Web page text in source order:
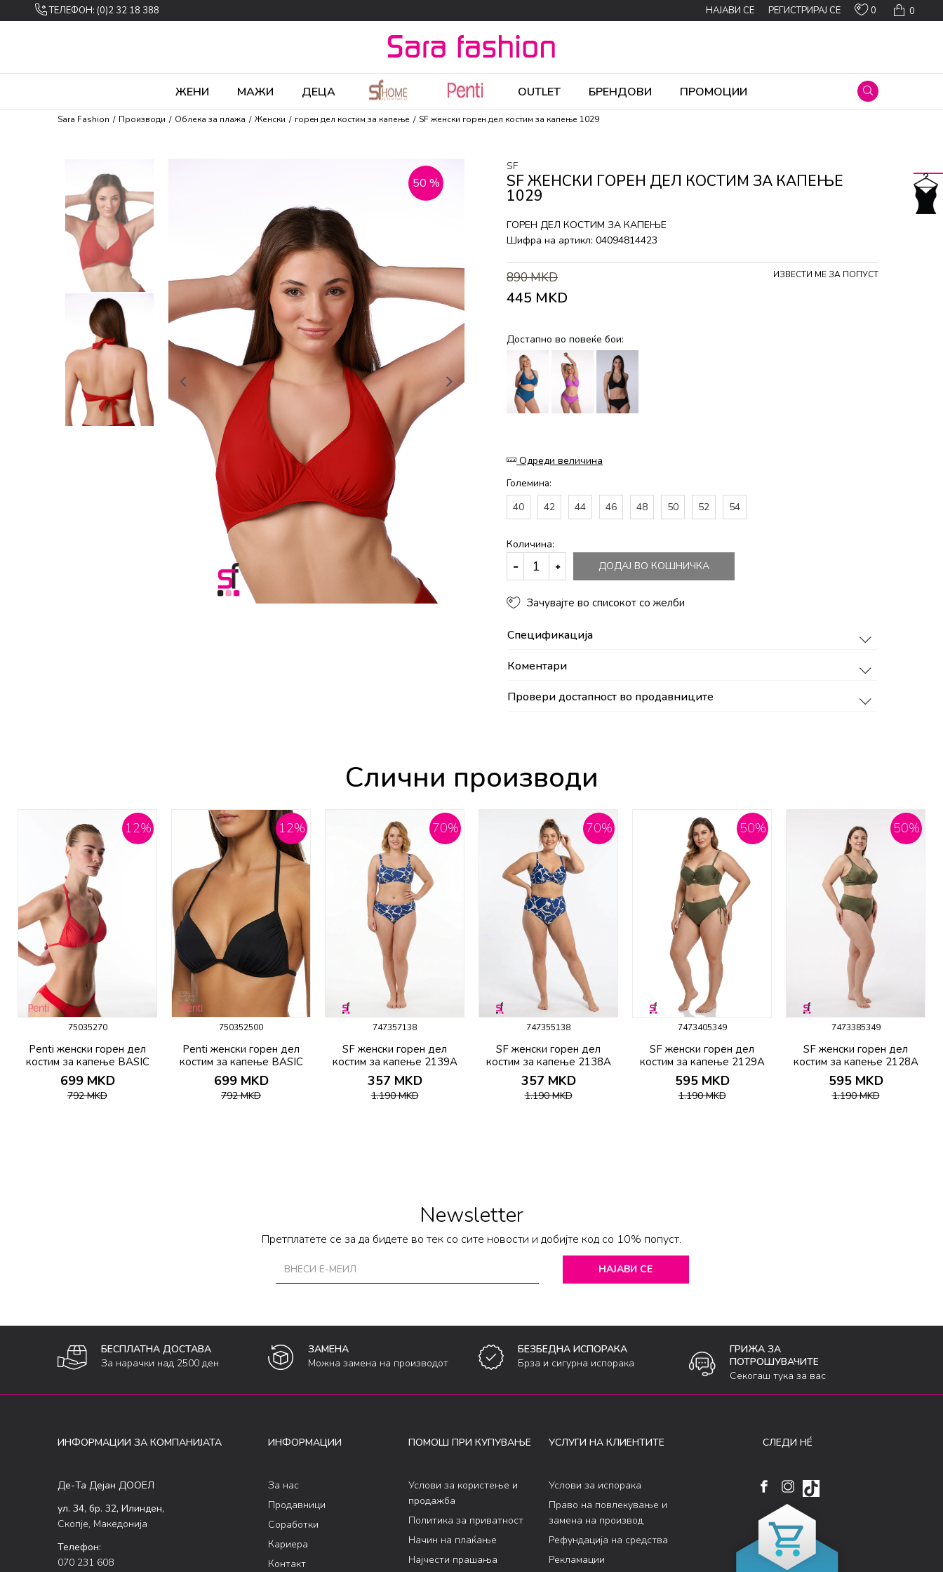
ТЕЛЕФОН: (0)2 32 18 388 0
0
НАЈАВИ СЕ РЕГИСТРИРАЈ СЕ
ЖЕНИ МАЖИ ДЕЦА OUTLET БРЕНДОВИ ПРОМОЦИИ
Sara Fashion Производи Облека за плажа Женски горeн дел костим за капење SF женски горeн дел костим за капење 1029
50 %
SF
SF ЖЕНСКИ ГОРEН ДЕЛ КОСТИМ ЗА КАПЕЊЕ
1029
ГОРEН ДЕЛ КОСТИМ ЗА КАПЕЊЕ
Шифра на артикл: 04094814423
890MKD
445 MKD
ИЗВЕСТИ МЕ ЗА ПОПУСТ
Достапно во повеќе бои:
Одреди величина
Големина:
40
42 44 46 48 50 52 54
Количина:
ДОДАЈ ВО КОШНИЧКА
Зачувајте во списокот со желби
Спецификација
Коментари
Провери достапност во продавниците
Слични производи
12%
75035270
Penti женски горeн дел
костим за капење BASIC
MINI TRIANGLE TOP
699 MKD
792MKD
12%
750352500
Penti женски горeн дел
костим за капење BASIC
MINI TRIANGLE TOP
699 MKD
792MKD
70%
747357138
SF женски горeн дел
костим за капење 2139A
357 MKD
1.190MKD
70%
747355138
SF женски горeн дел
костим за капење 2138A
357 MKD
1.190MKD
50%
7473405349
SF женски горeн дел
костим за капење 2129A
595 MKD
1.190MKD
50%
7473385349
SF женски горeн дел
костим за капење 2128A
595 MKD
1.190MKD
Newsletter
Претплатете се за да бидете во тек со сите новости и добијте код со 10% попуст.
НАЈАВИ СЕ
БЕСПЛАТНА ДОСТАВА
За нарачки над 2500 ден
ЗАМЕНА
Можна замена на производот
БЕЗБЕДНА ИСПОРАКА
Брза и сигурна испорака
ГРИЖА ЗА
ПОТРОШУВАЧИТЕ
Секогаш тука за вас
ИНФОРМАЦИИ ЗА КОМПАНИЈАТА
Де-Та Дејан ДООЕЛ
ул. 34, бр. 32, Илинден,
Скопје, Македонија
Телефон:
070 231 608
ИНФОРМАЦИИ
За нас
Продавници
Соработки
Кариера
Контакт
ПОМОШ ПРИ КУПУВАЊЕ
Услови за користење и
продажба
Политика за приватност
Начин на плаќање
Најчести прашања
УСЛУГИ НА КЛИЕНТИТЕ
Услови за испорака
Право на повлекување и
замена на производ
Рефундација на средства
Рекламации
СЛЕДИ НÉ